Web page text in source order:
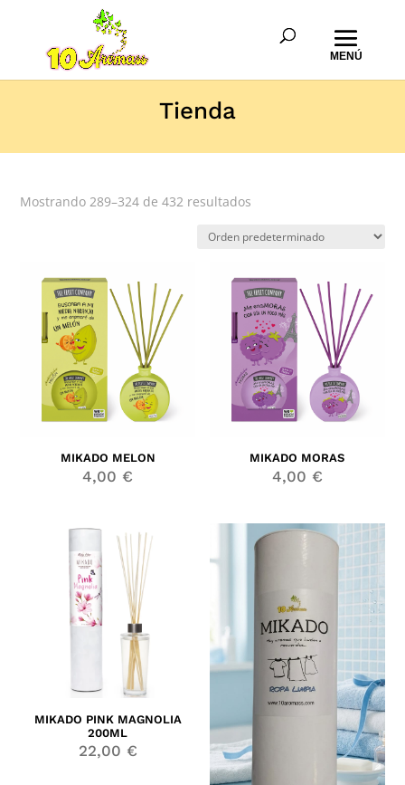
Tienda
Mostrando 289–324 de 432 resultados
MIKADO MELON
4,00 €
MIKADO MORAS
4,00 €
MIKADO PINK MAGNOLIA
200ML
22,00 €